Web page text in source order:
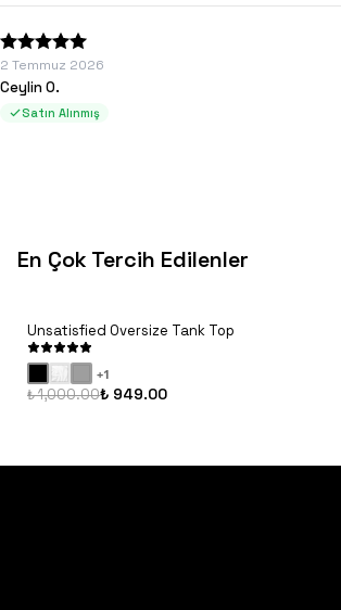
2 Temmuz 2026
Ceylin O.
Satın Alınmış
En Çok Tercih Edilenler
Unsatisfied Oversize Tank Top
+1
₺ 1,000.00₺ 949.00